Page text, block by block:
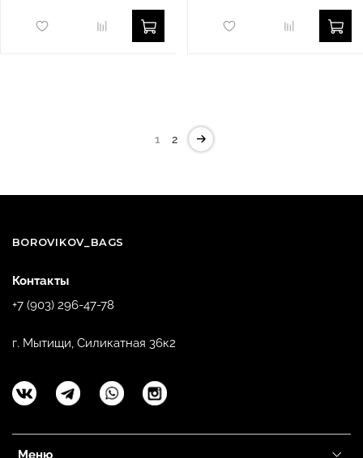
1 2
BOROVIKOV_BAGS
Меню
Контакты
+7 (903) 296-47-78
г. Мытищи, Силикатная 36к2